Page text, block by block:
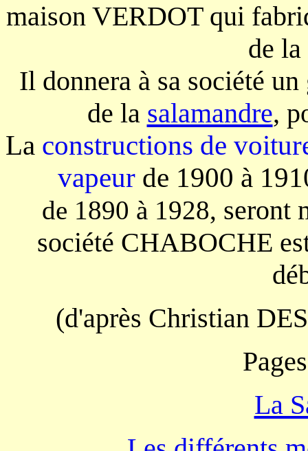
maison VERDOT qui
de
Il donnera à sa société
de la salamandre,
La constructions de
vapeur de 1900 à
de 1890 à 1928, seront
société CHABOCHE
(d'après Christian
La